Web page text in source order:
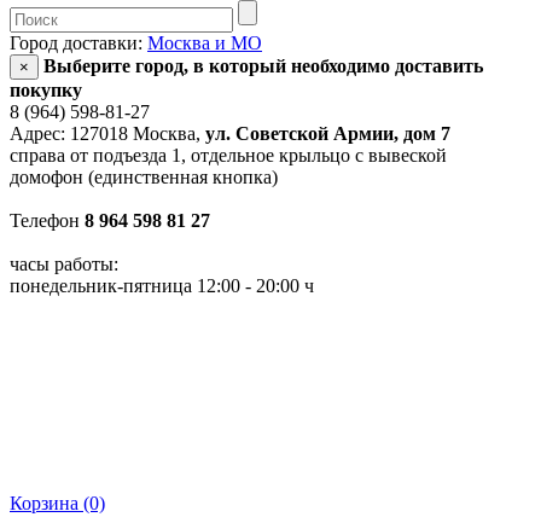
Город доставки: Москва и МО
×
Выберите город, в который необходимо доставить
покупку
8 (964) 598-81-27
Адрес: 127018 Москва, ул. Советской Армии, дом 7
справа от подъезда 1, отдельное крыльцо с вывеской
домофон (единственная кнопка)
Телефон 8 964 598 81 27
часы работы:
понедельник-пятница 12:00 - 20:00 ч
Корзина (0)